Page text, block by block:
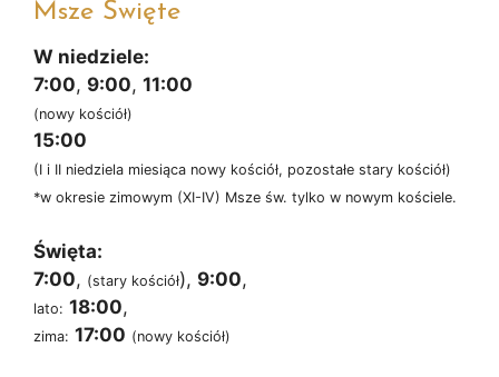
Msze Święte
W niedziele:
7:00, 9:00, 11:00
(nowy kościół)
15:00
(I i II niedziela miesiąca nowy kościół, pozostałe stary kościół)
*w okresie zimowym (XI-IV) Msze św. tylko w nowym kościele.
Święta:
7:00, (stary kościół), 9:00,
lato: 18:00,
zima: 17:00 (nowy kościół)